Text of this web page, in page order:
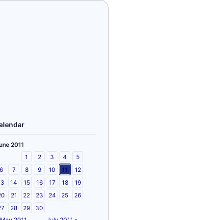
2011
1
2 3 4
5
6
7 8 9 10 11
12
14 15 16 17 18
19
21 22 23 24 25
26
28 29
30